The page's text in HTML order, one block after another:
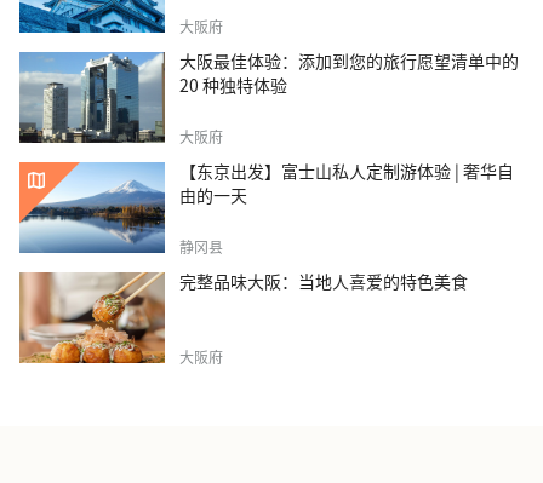
大阪府
大阪最佳体验：添加到您的旅行愿望清单中的
20 种独特体验
大阪府
【东京出发】富士山私人定制游体验 | 奢华自
由的一天
静冈县
完整品味大阪：当地人喜爱的特色美食
大阪府